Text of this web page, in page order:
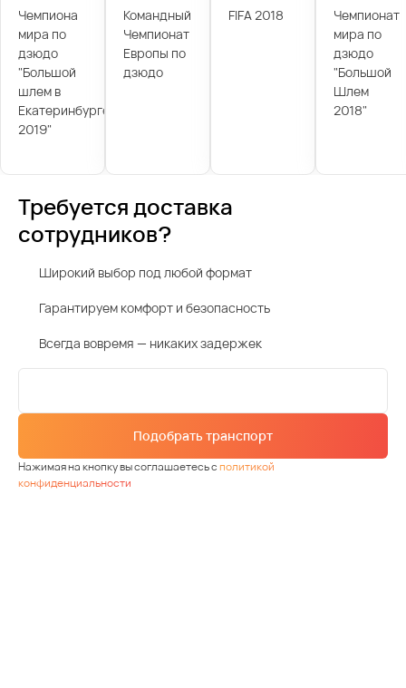
Чемпиона
мира по
дзюдо
"Большой
шлем в
Екатеринбурге
2019"
Командный
Чемпионат
Европы по
дзюдо
FIFA 2018
Чемпионат
мира по
дзюдо
"Большой
Шлем
2018"
Требуется доставка
сотрудников?
Широкий выбор под любой формат
Гарантируем комфорт и безопасность
Всегда вовремя — никаких задержек
Подобрать транспорт
Нажимая на кнопку вы соглашаетесь сполитикой
конфиденциальности